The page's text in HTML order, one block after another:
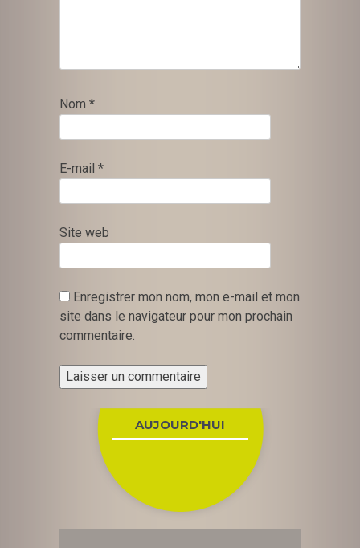
Nom *
E-mail *
Site web
Enregistrer mon nom, mon e-mail et mon
site dans le navigateur pour mon prochain
commentaire.
AUJOURD'HUI